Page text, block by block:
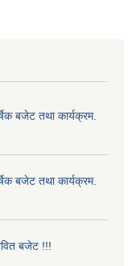
बजेट तथा कार्यक्रम.
बजेट तथा कार्यक्रम.
बजेट !!!